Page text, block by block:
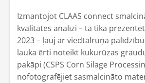
Izmantojot CLAAS connect
kvalitātes analīzi – tā tika
2023 – ļauj ar viedtālruņa
lauka ērti noteikt kukurūzas
pakāpi (CSPS Corn Silage
nofotografējiet sasmalcināto